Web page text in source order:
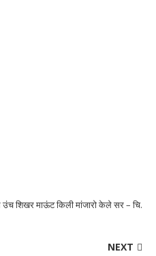
शिखर माऊंट किली मांजारो केले सर – चि.
NEXT